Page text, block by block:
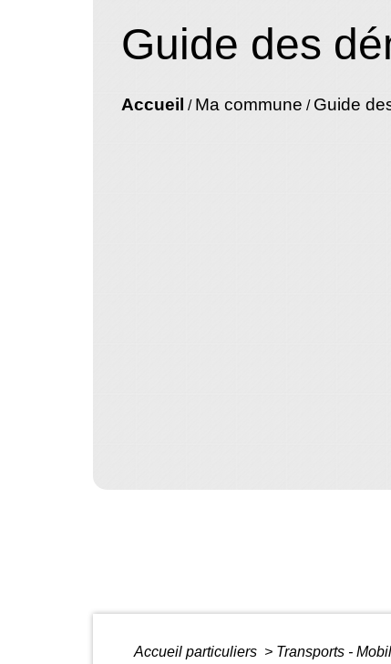
Guide des
Accueil / Ma commune / Guide
Accueil particuliers > Transports -